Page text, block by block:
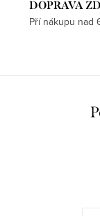
DOPRAVA
Pří nákupu nad